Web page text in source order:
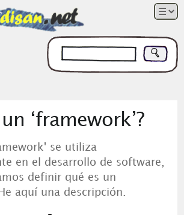
‘framework’?
se utiliza
en el desarrollo de software,
definir qué es un
aquí una descripción.